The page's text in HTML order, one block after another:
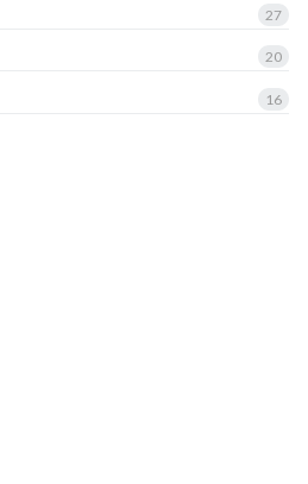
27
20
16